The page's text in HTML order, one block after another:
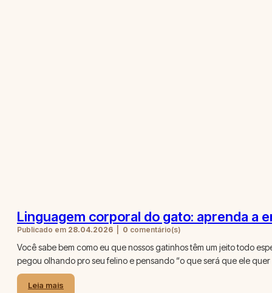
Linguagem corporal do gato: aprenda a
Publicado em 28.04.2026 0 comentário(s)
Você sabe bem como eu que nossos gatinhos têm um jeito todo
pegou olhando pro seu felino e pensando “o que será que ele
Leia mais